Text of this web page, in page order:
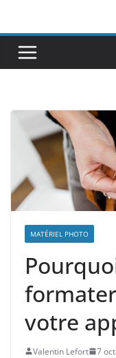
contenu
MATÉRIEL PHOTO
votre
Valentin Lefort 7